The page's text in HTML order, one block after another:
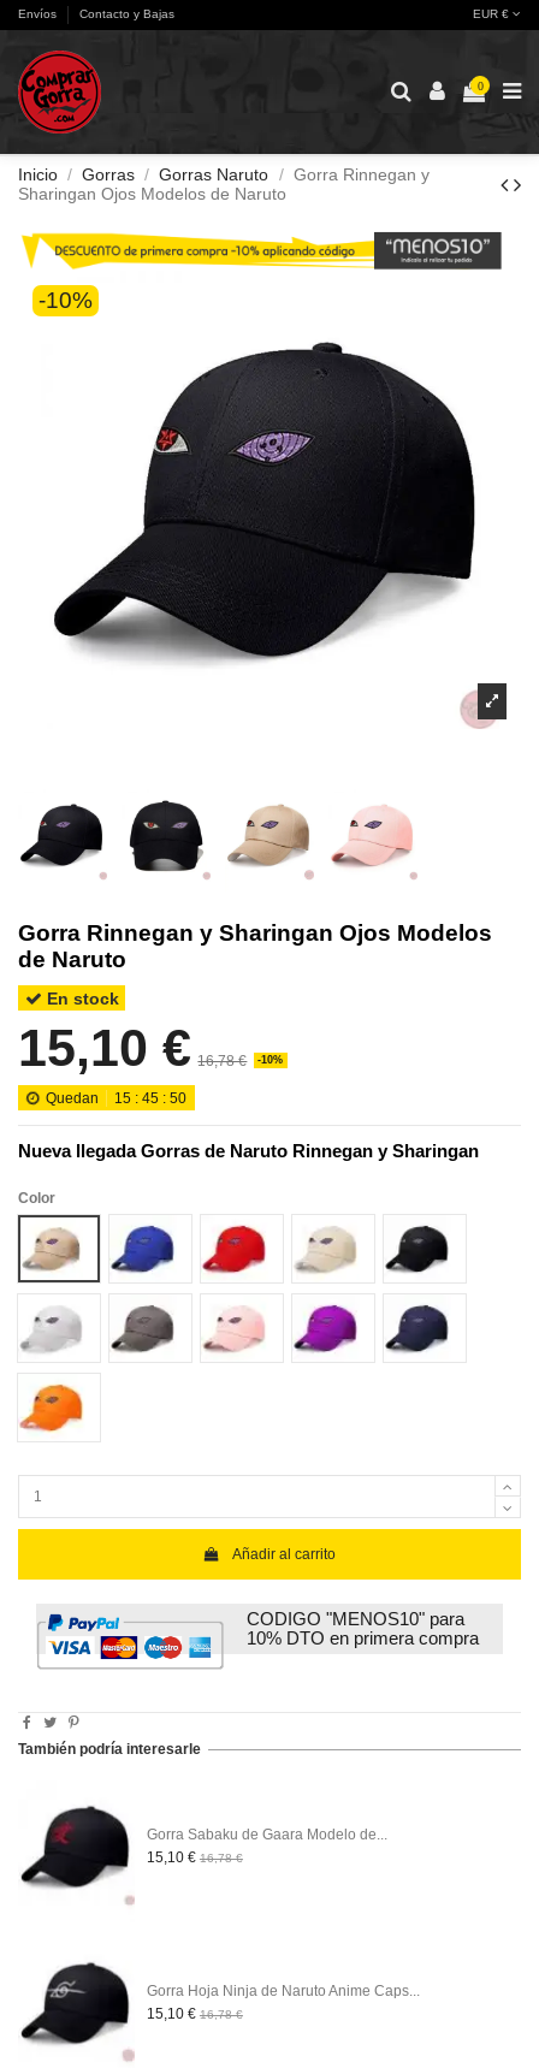
Envíos Contacto y Bajas EUR €
0
Inicio Gorras Gorras Naruto
Gorra Rinnegan y
Sharingan Ojos Modelos de Naruto
-10%
Gorra Rinnegan y Sharingan Ojos Modelos
de Naruto
En stock
15,10 € 16,78 € -10%
Quedan 15 :45 :49
Nueva llegada Gorras de Naruto Rinnegan y Sharingan
Color
Khaki
Royal blue Red Beige black
white gray Pink purple Navy Blue
Orange
Añadir al carrito
CODIGO "MENOS10" para
10% DTO en primera compra
También podría interesarle
Gorra Sabaku de Gaara Modelo de...
15,10 € 16,78 €
Gorra Hoja Ninja de Naruto Anime Caps...
15,10 € 16,78 €